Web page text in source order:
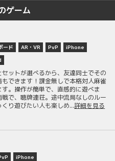
ゲーム
ード AR・VR PvP
iPhone
セットが選べるから、友達同士でその
もできます！課金無しで本格対人麻雀
す。操作が簡単で、直感的に遊べま
戦で、聴牌連荘。途中流局なしのルー
くり遊びたい人も楽しめ...詳細を見る
iPhone